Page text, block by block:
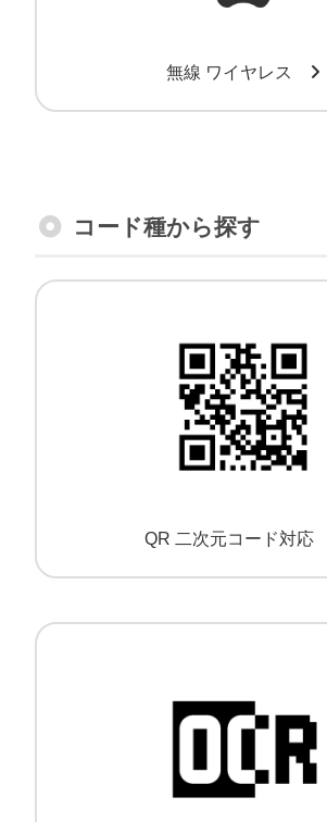
無線 ワイヤレス
コード種から探す
QR 二次元コード対応